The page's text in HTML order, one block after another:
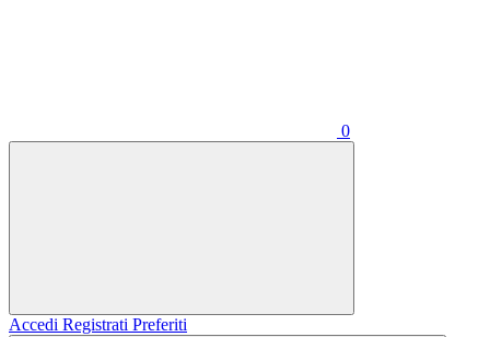
0
Accedi Registrati Preferiti